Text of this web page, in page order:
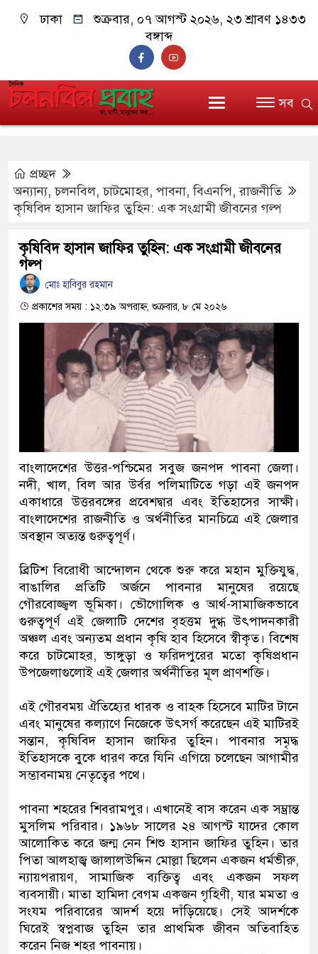
ঢাকা
শুক্রবার, ০৭ আগস্ট ২০২৬, ২৩ শ্রাবণ ১৪৩৩
বঙ্গাব্দ
সব
প্রচ্ছদ
অন্যান্য,চলনবিল,চাটমোহর, পাবনা,বিএনপি,রাজনীতি
কৃষিবিদ হাসান জাফির তুহিন: এক সংগ্রামী জীবনের গল্প
কৃষিবিদ হাসান জাফির তুহিন: এক সংগ্রামী জীবনের
গল্প
মোঃ হাবিবুর রহমান
প্রকাশের সময় : ১২:৩৯ অপরাহ্ন, শুক্রবার, ৮ মে ২০২৬
বাংলাদেশের উত্তর-পশ্চিমের সবুজ জনপদ পাবনা জেলা।
নদী, খাল, বিল আর উর্বর পলিমাটিতে গড়া এই জনপদ
একাধারে উত্তরবঙ্গের প্রবেশদ্বার এবং ইতিহাসের সাক্ষী।
বাংলাদেশের রাজনীতি ও অর্থনীতির মানচিত্রে এই জেলার
অবস্থান অত্যন্ত গুরুত্বপূর্ণ।
ব্রিটিশ বিরোধী আন্দোলন থেকে শুরু করে মহান মুক্তিযুদ্ধ,
বাঙালির প্রতিটি অর্জনে পাবনার মানুষের রয়েছে
গৌরবোজ্জ্বল ভূমিকা। ভৌগোলিক ও আর্থ-সামাজিকভাবে
গুরুত্বপূর্ণ এই জেলাটি দেশের বৃহত্তম দুগ্ধ উৎপাদনকারী
অঞ্চল এবং অন্যতম প্রধান কৃষি হাব হিসেবে স্বীকৃত। বিশেষ
করে চাটমোহর, ভাঙ্গুড়া ও ফরিদপুরের মতো কৃষিপ্রধান
উপজেলাগুলোই এই জেলার অর্থনীতির মূল প্রাণশক্তি।
এই গৌরবময় ঐতিহ্যের ধারক ও বাহক হিসেবে মাটির টানে
এবং মানুষের কল্যাণে নিজেকে উৎসর্গ করেছেন এই মাটিরই
সন্তান, কৃষিবিদ হাসান জাফির তুহিন। পাবনার সমৃদ্ধ
ইতিহাসকে বুকে ধারণ করে যিনি এগিয়ে চলেছেন আগামীর
সম্ভাবনাময় নেতৃত্বের পথে।
পাবনা শহরের শিবরামপুর। এখানেই বাস করেন এক সম্ভ্রান্ত
মুসলিম পরিবার। ১৯৬৮ সালের ২৪ আগস্ট যাদের কোল
আলোকিত করে জন্ম নেন শিশু হাসান জাফির তুহিন। তার
পিতা আলহাজ্ব জালালউদ্দিন মোল্লা ছিলেন একজন ধর্মভীরু,
ন্যায়পরায়ণ, সামাজিক ব্যক্তিত্ব এবং একজন সফল
ব্যবসায়ী। মাতা হামিদা বেগম একজন গৃহিণী, যার মমতা ও
সংযম পরিবারের আদর্শ হয়ে দাঁড়িয়েছে। সেই আদর্শকে
ঘিরেই স্বপ্নবাজ তুহিন তার প্রাথমিক জীবন অতিবাহিত
করেন নিজ শহর পাবনায়।